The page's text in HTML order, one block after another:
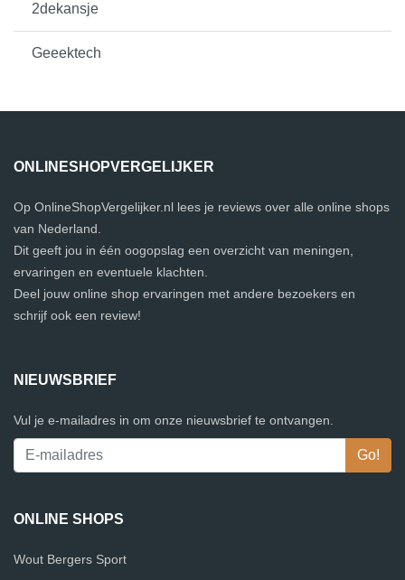
2dekansje
Geeektech
ONLINESHOPVERGELIJKER
Op OnlineShopVergelijker.nl lees je reviews over alle online shops
van Nederland.
Dit geeft jou in één oogopslag een overzicht van meningen,
ervaringen en eventuele klachten.
Deel jouw online shop ervaringen met andere bezoekers en
schrijf ook een review!
NIEUWSBRIEF
Vul je e-mailadres in om onze nieuwsbrief te ontvangen.
ONLINE SHOPS
Wout Bergers Sport